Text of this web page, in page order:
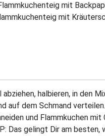
mit
mit
abziehen, halbieren, in den
auf dem Schmand
und Flammkuchen
Das gelingt Dir am besten,